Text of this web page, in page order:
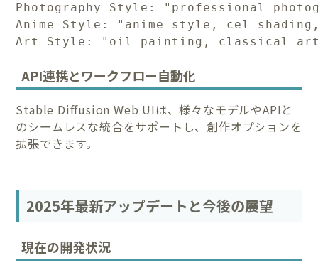
Photography Style: "professional
Anime Style: "anime style, cel
Art Style: "oil painting, classical art,
API連携とワークフロー自動化
Stable Diffusion Web UIは、様々なモデルやAPIと
のシームレスな統合をサポートし、創作オプションを
拡張できます。
2025年最新アップデートと今後の展望
現在の開発状況